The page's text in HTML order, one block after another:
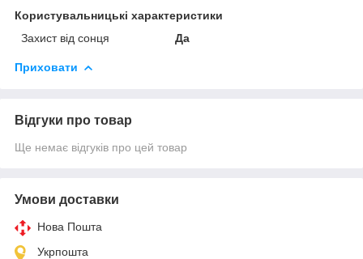
Користувальницькі характеристики
Захист від сонця
Да
Приховати
Відгуки про товар
Ще немає відгуків про цей товар
Умови доставки
Нова Пошта
Укрпошта